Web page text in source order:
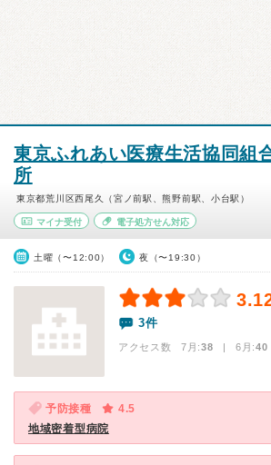
東京ふれあい医療生活協同組
所
東京都荒川区西尾久（宮ノ前駅、熊野前駅、小台駅）
マイナ受付 電子処方せん対応
土曜（〜12:00） 夜（〜19:30）
3件
アクセス数 7月:38 | 6月:40
予防接種
4.5
地域密着型病院